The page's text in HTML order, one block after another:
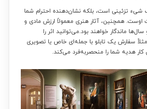
شیء تزئینی است، بلکه نشان‌دهنده احترام شما
همچنین، آثار هنری معمولاً ارزش مادی و
سال‌ها ماندگار خواهند بود.می‌توانید اثر را
سفارش یک تابلو با جمله‌ای خاص یا تصویری
کار هدیه شما را منحصر‌به‌فرد می‌کند.